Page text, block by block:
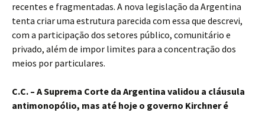
recentes e fragmentadas. A nova legislação da Argentina
tenta criar uma estrutura parecida com essa que descrevi,
com a participação dos setores público, comunitário e
privado, além de impor limites para a concentração dos
meios por particulares.
C.C. – A Suprema Corte da Argentina validou a cláusula
antimonopólio, mas até hoje o governo Kirchner é